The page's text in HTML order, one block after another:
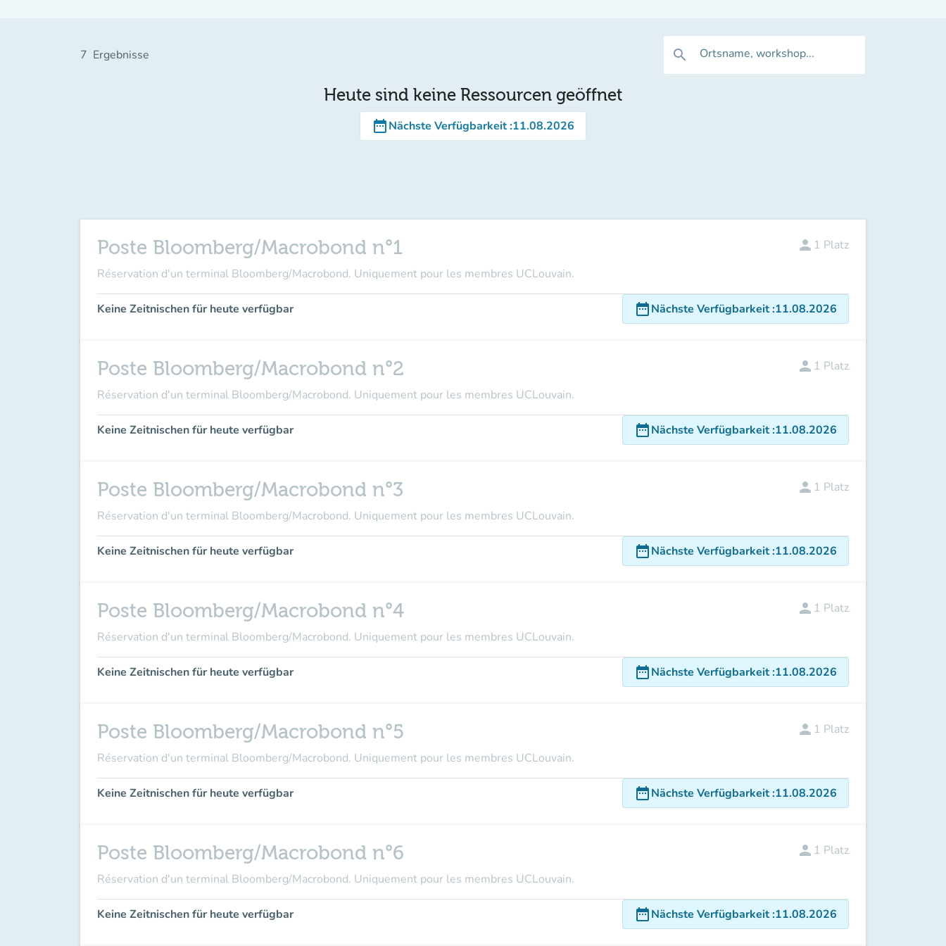
7 Ergebnisse search Ortsname, workshop...
Heute sind keine Ressourcen geöffnet
date_rangeNächste Verfügbarkeit:11.08.2026
Poste Bloomberg/Macrobond n°1
Réservation d'un terminal Bloomberg/Macrobond. Uniquement pour les membres UCLouvain.
person 1 Platz
Keine Zeitnischen für heute verfügbar date_rangeNächste Verfügbarkeit:11.08.2026
Poste Bloomberg/Macrobond n°2
Réservation d'un terminal Bloomberg/Macrobond. Uniquement pour les membres UCLouvain.
person 1 Platz
Keine Zeitnischen für heute verfügbar date_rangeNächste Verfügbarkeit:11.08.2026
Poste Bloomberg/Macrobond n°3
Réservation d'un terminal Bloomberg/Macrobond. Uniquement pour les membres UCLouvain.
person 1 Platz
Keine Zeitnischen für heute verfügbar date_rangeNächste Verfügbarkeit:11.08.2026
Poste Bloomberg/Macrobond n°4
Réservation d'un terminal Bloomberg/Macrobond. Uniquement pour les membres UCLouvain.
person 1 Platz
Keine Zeitnischen für heute verfügbar date_rangeNächste Verfügbarkeit:11.08.2026
Poste Bloomberg/Macrobond n°5
Réservation d'un terminal Bloomberg/Macrobond. Uniquement pour les membres UCLouvain.
person 1 Platz
Keine Zeitnischen für heute verfügbar date_rangeNächste Verfügbarkeit:11.08.2026
Poste Bloomberg/Macrobond n°6
Réservation d'un terminal Bloomberg/Macrobond. Uniquement pour les membres UCLouvain.
person 1 Platz
Keine Zeitnischen für heute verfügbar date_rangeNächste Verfügbarkeit:11.08.2026